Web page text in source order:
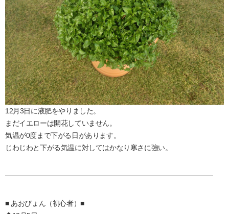
12月3日に液肥をやりました。
まだイエローは開花していません。
気温が0度まで下がる日があります。
じわじわと下がる気温に対してはかなり寒さに強い。
■ あおぴょん（初心者）■